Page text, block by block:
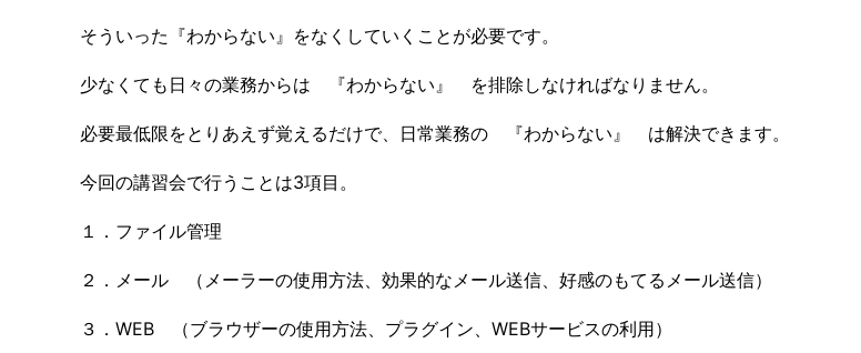
そういった『わからない』をなくしていくことが必要です。
少なくても日々の業務からは 『わからない』 を排除しなければなりません。
必要最低限をとりあえず覚えるだけで、日常業務の 『わからない』 は解決できます。
今回の講習会で行うことは3項目。
１．ファイル管理
２．メール （メーラーの使用方法、効果的なメール送信、好感のもてるメール送信）
３．WEB （ブラウザーの使用方法、プラグイン、WEBサービスの利用）